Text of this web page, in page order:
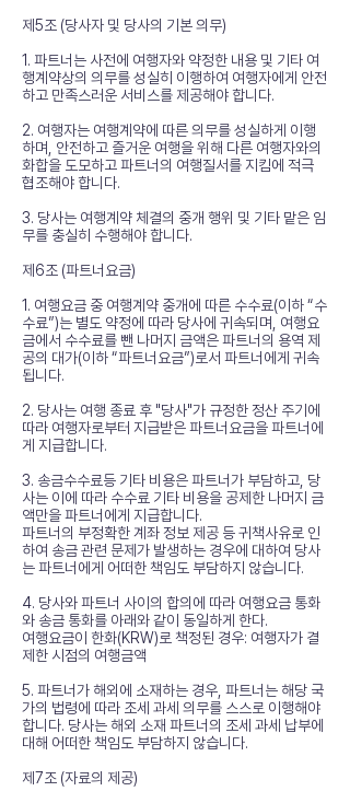
제5조 (당사자 및 당사의 기본 의무)
1. 파트너는 사전에 여행자와 약정한 내용 및 기타 여
행계약상의 의무를 성실히 이행하여 여행자에게 안전
하고 만족스러운 서비스를 제공해야 합니다.
2. 여행자는 여행계약에 따른 의무를 성실하게 이행
하며, 안전하고 즐거운 여행을 위해 다른 여행자와의
화합을 도모하고 파트너의 여행질서를 지킴에 적극
협조해야 합니다.
3. 당사는 여행계약 체결의 중개 행위 및 기타 맡은 임
무를 충실히 수행해야 합니다.
제6조 (파트너요금)
1. 여행요금 중 여행계약 중개에 따른 수수료(이하 “수
수료”)는 별도 약정에 따라 당사에 귀속되며, 여행요
금에서 수수료를 뺀 나머지 금액은 파트너의 용역 제
공의 대가(이하 “파트너요금”)로서 파트너에게 귀속
됩니다.
2. 당사는 여행 종료 후 "당사"가 규정한 정산 주기에
따라 여행자로부터 지급받은 파트너요금을 파트너에
게 지급합니다.
3. 송금수수료등 기타 비용은 파트너가 부담하고, 당
사는 이에 따라 수수료 기타 비용을 공제한 나머지 금
액만을 파트너에게 지급합니다.
파트너의 부정확한 계좌 정보 제공 등 귀책사유로 인
하여 송금 관련 문제가 발생하는 경우에 대하여 당사
는 파트너에게 어떠한 책임도 부담하지 않습니다.
4. 당사와 파트너 사이의 합의에 따라 여행요금 통화
와 송금 통화를 아래와 같이 동일하게 한다.
여행요금이 한화(KRW)로 책정된 경우: 여행자가 결
제한 시점의 여행금액
5. 파트너가 해외에 소재하는 경우, 파트너는 해당 국
가의 법령에 따라 조세 과세 의무를 스스로 이행해야
합니다. 당사는 해외 소재 파트너의 조세 과세 납부에
대해 어떠한 책임도 부담하지 않습니다.
제7조 (자료의 제공)